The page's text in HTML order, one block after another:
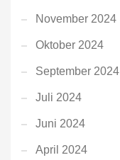
November 2024
Oktober 2024
September 2024
Juli 2024
Juni 2024
April 2024